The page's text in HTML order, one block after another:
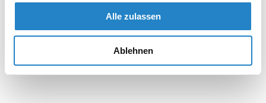
Alle zulassen
Ablehnen